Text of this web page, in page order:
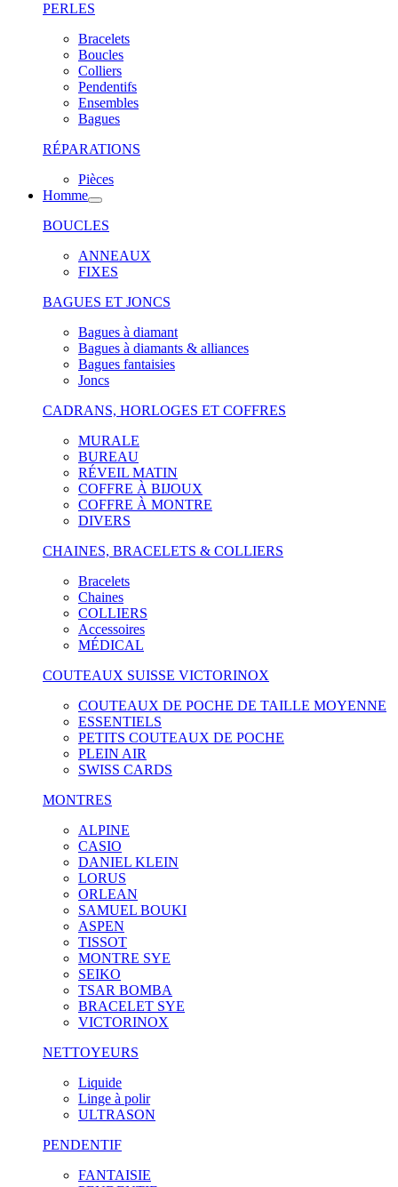
PERLES
Bracelets
Boucles
Colliers
Pendentifs
Ensembles
Bagues
RÉPARATIONS
Pièces
Homme
BOUCLES
ANNEAUX
FIXES
BAGUES ET JONCS
Bagues à diamant
Bagues à diamants & alliances
Bagues fantaisies
Joncs
CADRANS, HORLOGES ET COFFRES
MURALE
BUREAU
RÉVEIL MATIN
COFFRE À BIJOUX
COFFRE À MONTRE
DIVERS
CHAINES, BRACELETS & COLLIERS
Bracelets
Chaines
COLLIERS
Accessoires
MÉDICAL
COUTEAUX SUISSE VICTORINOX
COUTEAUX DE POCHE DE TAILLE MOYENNE
ESSENTIELS
PETITS COUTEAUX DE POCHE
PLEIN AIR
SWISS CARDS
MONTRES
ALPINE
CASIO
DANIEL KLEIN
LORUS
ORLEAN
SAMUEL BOUKI
ASPEN
TISSOT
MONTRE SYE
SEIKO
TSAR BOMBA
BRACELET SYE
VICTORINOX
NETTOYEURS
Liquide
Linge à polir
ULTRASON
PENDENTIF
FANTAISIE